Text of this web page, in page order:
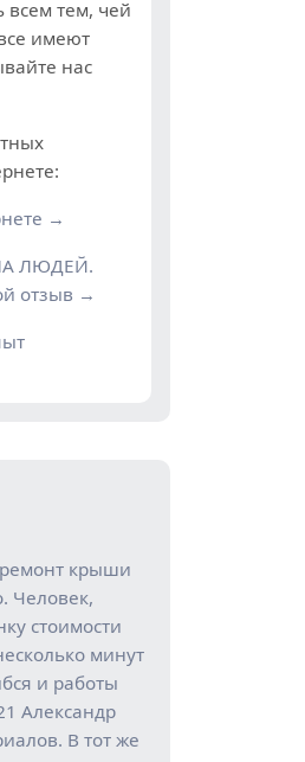
всем тем, чей
имеют
нас
→
ЛЮДЕЙ.
отзыв →
ремонт крыши
Человек,
стоимости
минут
и работы
Александр
В тот же